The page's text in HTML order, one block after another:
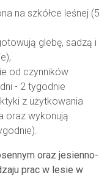
na szkółce leśnej (5
glebę, sadzą i
od czynników
- 2 tygodnie
z użytkowania
oraz wykonują
oraz jesienno-
prac w lesie w